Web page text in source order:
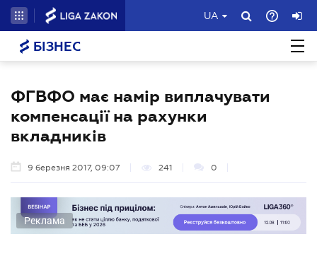
UA
БІЗНЕС
ФГВФО має намір виплачувати
компенсації на рахунки
вкладників
9 березня 2017, 09:07 241 0
Реклама